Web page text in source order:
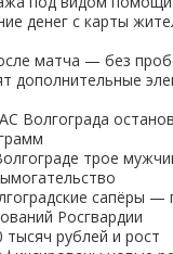
денег с карты
матча — без
дополнительные
Волгограда
трое
сапёры —
Росгвардии
тысяч рублей и рост